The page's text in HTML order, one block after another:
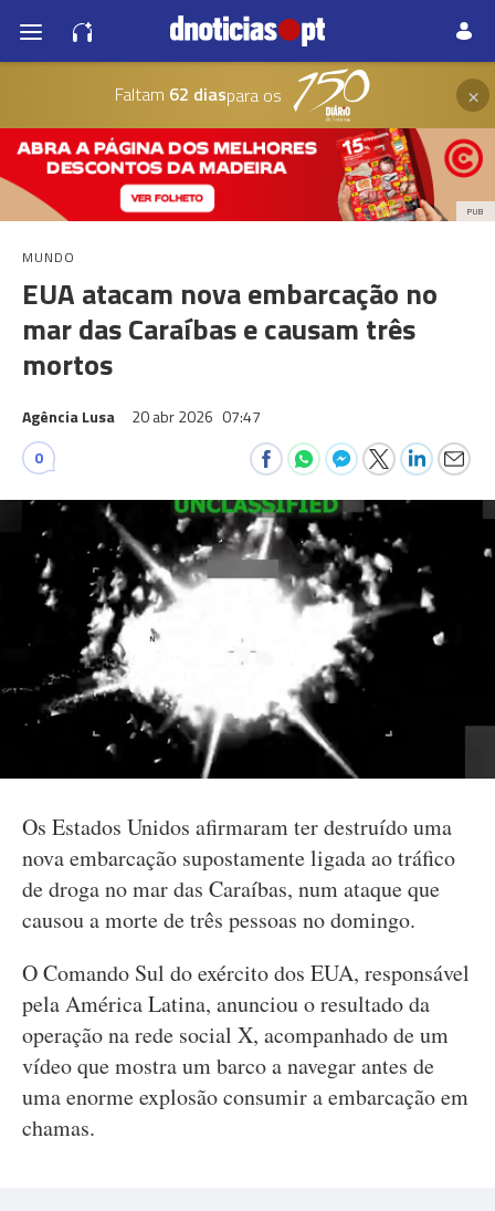
Faltam 62 diaspara os ×
PUB
MUNDO
EUA atacam nova embarcação no
mar das Caraíbas e causam três
mortos
Agência Lusa 20 abr 2026 07:47
0
Os Estados Unidos afirmaram ter destruído uma
nova embarcação supostamente ligada ao tráfico
de droga no mar das Caraíbas, num ataque que
causou a morte de três pessoas no domingo.
O Comando Sul do exército dos EUA, responsável
pela América Latina, anunciou o resultado da
operação na rede social X, acompanhado de um
vídeo que mostra um barco a navegar antes de
uma enorme explosão consumir a embarcação em
chamas.